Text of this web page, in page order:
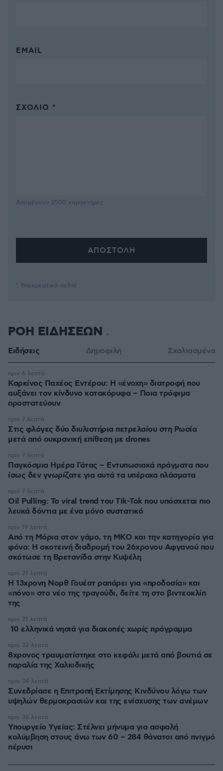
EMAIL
ΣΧΌΛΙΟ *
Απομένουν 2500 χαρακτήρες
* Υποχρεωτικά πεδία
ΡΟΗ ΕΙΔΗΣΕΩΝ
Ειδήσεις Δημοφιλή Σχολιασμένα
Καρκίνος Παχέος Εντέρου: Η «ένοχη» διατροφή που
αυξάνει τον κίνδυνο κατακόρυφα – Ποια τρόφιμα
προστατεύουν
πριν 6 λεπτά
Στις φλόγες δύο διυλιστήρια πετρελαίου στη Ρωσία
μετά από ουκρανική επίθεση με drones
πριν 7 λεπτά
Παγκόσμια Ημέρα Γάτας – Εντυπωσιακά πράγματα που
ίσως δεν γνωρίζατε για αυτά τα υπέροχα πλάσματα
πριν 7 λεπτά
Oil Pulling: To viral trend του Tik-Tok που υπόσχεται πιο
λευκά δόντια με ένα μόνο συστατικό
πριν 7 λεπτά
Από τη Μόρια στον γάμο, τη ΜΚΟ και την κατηγορία για
φόνο: Η σκοτεινή διαδρομή του 26χρονου Αφγανού που
σκότωσε τη Βρετανίδα στην Κυψέλη
πριν 19 λεπτά
Η 13χρονη Νορθ Γουέστ ραπάρει για «προδοσία» και
«πόνο» στο νέο της τραγούδι, δείτε τη στο βιντεοκλίπ
της
πριν 21 λεπτά
10 ελληνικά νησιά για διακοπές χωρίς πρόγραμμα
πριν 21 λεπτά
8χρονος τραυματίστηκε στο κεφάλι μετά από βουτιά σε
παραλία της Χαλκιδικής
πριν 32 λεπτά
Συνεδρίασε η Επιτροπή Εκτίμησης Κινδύνου λόγω των
υψηλών θερμοκρασιών και της ενίσχυσης των ανέμων
πριν 34 λεπτά
Υπουργείο Υγείας: Στέλνει μήνυμα για ασφαλή
κολύμβηση στους άνω των 60 – 284 θάνατοι από πνιγμό
πέρυσι
πριν 36 λεπτά